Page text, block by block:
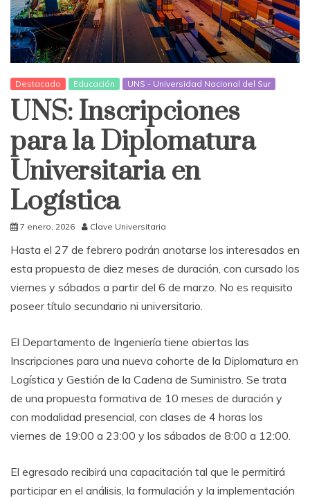
Destacado Educación UNS - Universidad Nacional del Sur
UNS: Inscripciones
para la Diplomatura
Universitaria en
Logística
7 enero, 2026 Clave Universitaria
Hasta el 27 de febrero podrán anotarse los interesados en
esta propuesta de diez meses de duración, con cursado los
viernes y sábados a partir del 6 de marzo. No es requisito
poseer título secundario ni universitario.
El Departamento de Ingeniería tiene abiertas las
Inscripciones para una nueva cohorte de la Diplomatura en
Logística y Gestión de la Cadena de Suministro. Se trata
de una propuesta formativa de 10 meses de duración y
con modalidad presencial, con clases de 4 horas los
viernes de 19:00 a 23:00 y los sábados de 8:00 a 12:00.
El egresado recibirá una capacitación tal que le permitirá
participar en el análisis, la formulación y la implementación